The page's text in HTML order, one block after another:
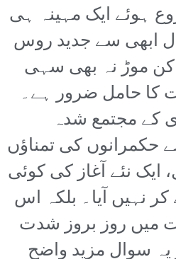
کو شروع ہوئے ایک مہینہ ہی
ابھی سے جدید روس
کن موڑ نہ بھی سہی
کا حامل ضرور ہے۔
کے مجتمع شدہ
کی تمناؤں
نئے آغاز کی کوئی
نہیں آیا۔ بلکہ اس
میں روز بروز شدت
سوال مزید واضح